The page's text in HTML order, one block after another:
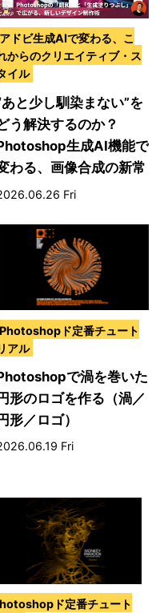
アドビ生成AIで変わる、こ
からのクリエイティブ・ス
イル
あと少し馴染まない”を
う解決するのか？
生成AI機能で
わる、画像合成の新常
Fri
Photoshopド定番チュート
アル
で渦を巻いた
形のロゴを作る（渦／
形／ロゴ）
Fri
ド定番チュート